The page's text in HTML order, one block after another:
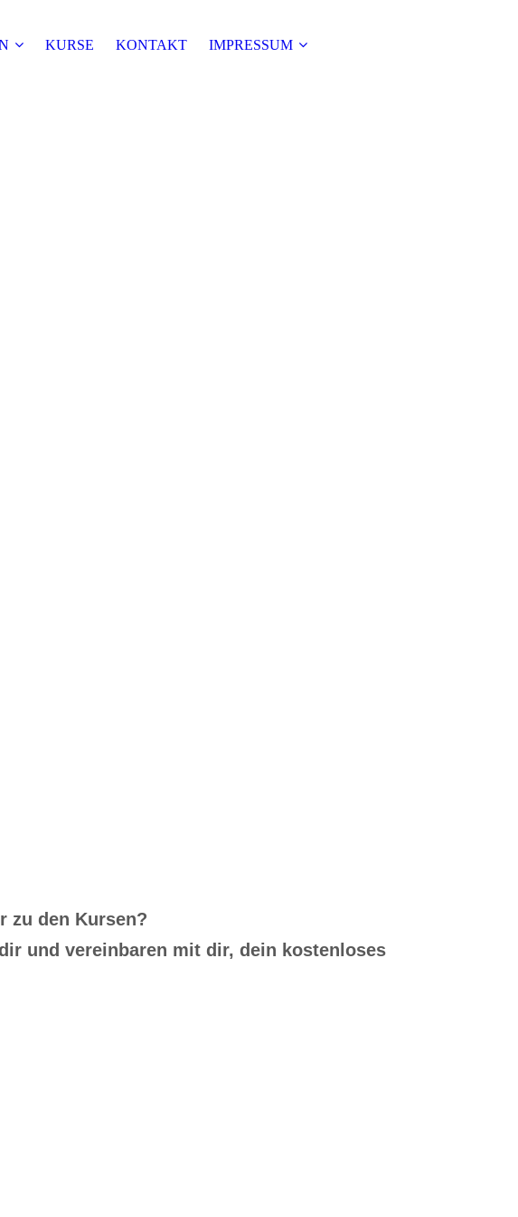
KURSE KONTAKT IMPRESSUM
zu den Kursen?
und vereinbaren mit dir, dein kostenloses